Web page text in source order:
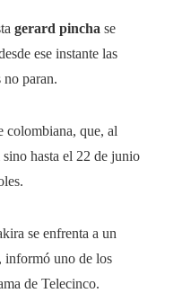
gerard pincha se
ese instante las
no paran.
colombiana, que, al
hasta el 22 de junio
se enfrenta a un
informó uno de los
de Telecinco.